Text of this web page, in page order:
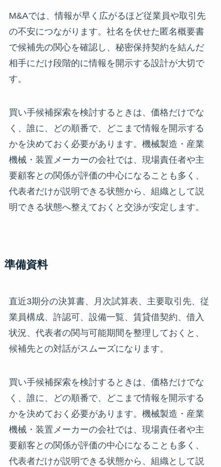
M&Aでは、情報が早く広がるほど従業員や取引先
の不安につながります。社名を伏せた匿名概要書
で候補先の関心を確認し、秘密保持契約を結んだ
相手にだけ段階的に情報を開示する設計が大切で
す。
買い手候補探索を検討するときは、価格だけでな
く、誰に、どの順番で、どこまで情報を開示する
かを決めておく必要があります。機械製造・産業
機械・装置メーカーの会社では、現場責任者や主
要顧客との関係が評価の中心になることも多く、
代表者だけが説明できる状態から、組織として説
明できる状態へ整えておくと交渉が安定します。
準備資料
直近3期分の決算書、月次試算表、主要取引先、従
業員構成、許認可、設備一覧、賃貸借契約、借入
状況、代表者の関与可能期間を整理しておくと、
候補先との対話がスムーズになります。
買い手候補探索を検討するときは、価格だけでな
く、誰に、どの順番で、どこまで情報を開示する
かを決めておく必要があります。機械製造・産業
機械・装置メーカーの会社では、現場責任者や主
要顧客との関係が評価の中心になることも多く、
代表者だけが説明できる状態から、組織として説